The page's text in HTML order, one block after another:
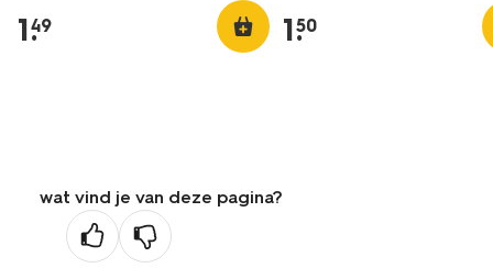
1.
49 1.
50
wat vind je van deze pagina?